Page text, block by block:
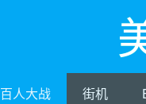
百人大战 街机